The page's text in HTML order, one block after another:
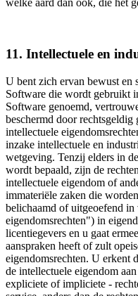
welke aard dan ook, die het
11. Intellectuele en
U bent zich ervan bewust en
Software die wordt gebruikt
Software genoemd,
beschermd door rechtsgeldig
intellectuele
inzake intellectuele en
wetgeving. Tenzij elders in
wordt bepaald, zijn de
intellectuele eigendom of
immateriële zaken die
belichaamd of uitgeoefend
eigendomsrechten") in
licentiegevers en u gaat
aanspraken heeft of zult
eigendomsrechten. U erkent
de intellectuele eigendom
expliciete of impliciete -